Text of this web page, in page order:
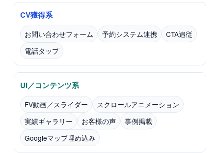
CV獲得系
お問い合わせフォーム 予約システム連携
CTA追従
電話タップ
UI／コンテンツ系
FV動画／スライダー
スクロールアニメーション
実績ギャラリー
お客様の声
事例掲載
Googleマップ埋め込み